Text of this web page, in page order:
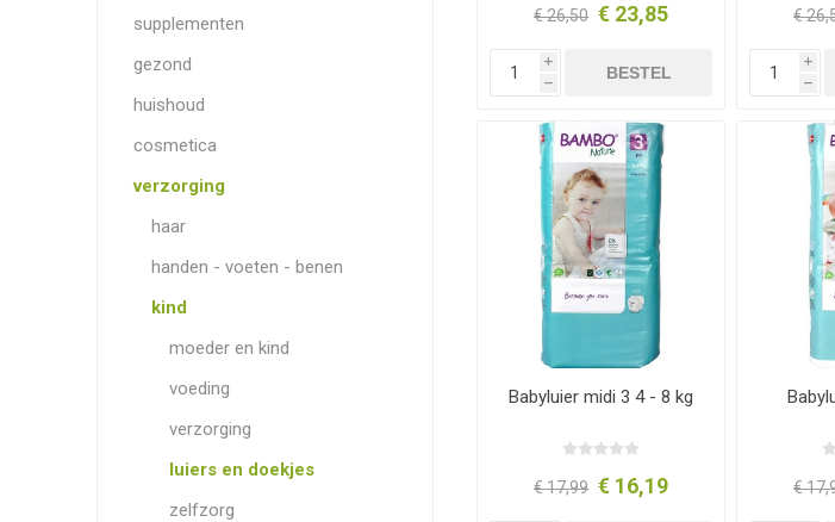
€ 26,50 € 23,85
i
h
BESTEL
€
i
h
Babyluier midi 3 4 - 8 kg
€ 17,99 € 16,19 €
Natracare (1)
Waterwipes (6)
supplementen
gezond
huishoud
cosmetica
verzorging
haar
handen - voeten - benen
kind
moeder en kind
voeding
verzorging
luiers en doekjes
zelfzorg